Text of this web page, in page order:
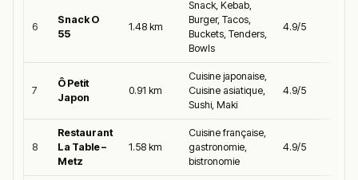
6
Snack O
55
1.48 km
Snack, Kebab,
Burger, Tacos,
Buckets, Tenders,
Bowls
4.9/5
7
Ô Petit
Japon
0.91 km
Cuisine japonaise,
Cuisine asiatique,
Sushi, Maki
4.9/5
8
Restaurant
La Table –
Metz
1.58 km
Cuisine française,
gastronomie,
bistronomie
4.9/5